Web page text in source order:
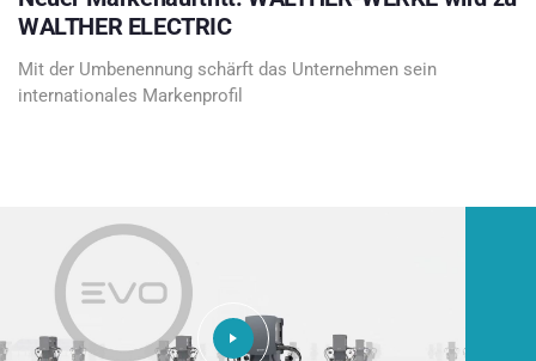
WALTHER ELECTRIC
Mit der Umbenennung schärft das Unternehmen sein
internationales Markenprofil